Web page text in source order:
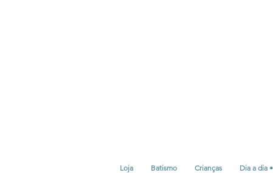
Loja Batismo Crianças Dia a dia